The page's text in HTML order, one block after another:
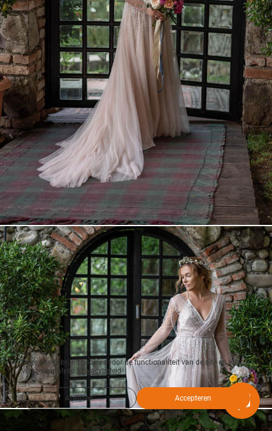
Deze site gebruikt cookies voor de functionaliteit van de site en voor
verkeersanalyse. Privacybeleid
Afwijzen Accepteren